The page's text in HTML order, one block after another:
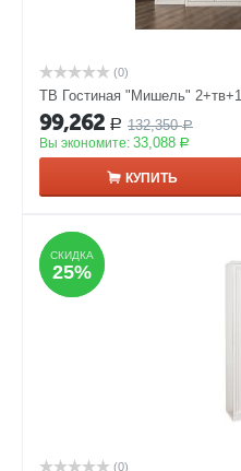
(0)
ТВ Гостиная "Мишель" 2+тв+1
99,262 Р 132,350 Р
Вы экономите: 33,088 Р
КУПИТЬ
СКИДКА
25%
СКИДКА
25%
(0)